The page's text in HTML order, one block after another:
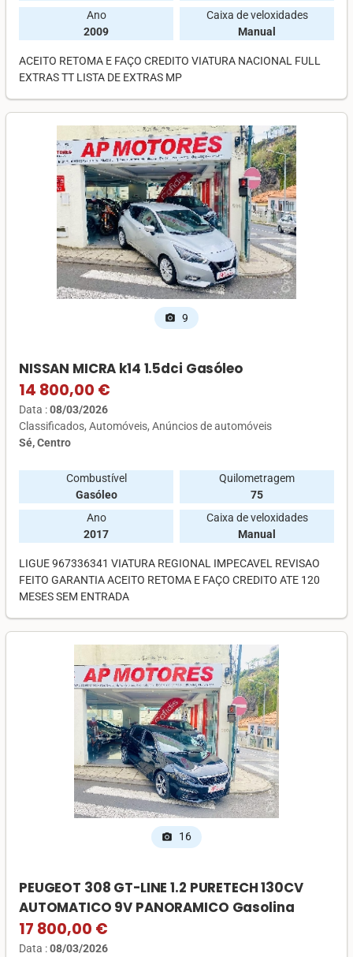
Ano
2009
Caixa de veloxidades
Manual
ACEITO RETOMA E FAÇO CREDITO VIATURA NACIONAL FULL
EXTRAS TT LISTA DE EXTRAS MP
photo_camera 9
NISSAN MICRA k14 1.5dci Gasóleo
14 800,00 €
Data :08/03/2026
Classificados Automóveis Anúncios de automóveis
Sé, Centro
Combustível
Gasóleo
Quilometragem
75
Ano
2017
Caixa de veloxidades
Manual
LIGUE 967336341 VIATURA REGIONAL IMPECAVEL REVISAO
FEITO GARANTIA ACEITO RETOMA E FAÇO CREDITO ATE 120
MESES SEM ENTRADA
photo_camera 16
PEUGEOT 308 GT-LINE 1.2 PURETECH 130CV
AUTOMATICO 9V PANORAMICO Gasolina
17 800,00 €
Data :08/03/2026